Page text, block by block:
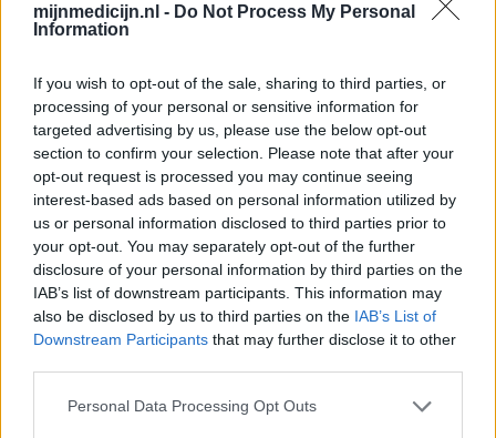
mijnmedicijn.nl - Do Not Process My Personal
Information
If you wish to opt-out of the sale, sharing to third parties, or
processing of your personal or sensitive information for
targeted advertising by us, please use the below opt-out
section to confirm your selection. Please note that after your
opt-out request is processed you may continue seeing
interest-based ads based on personal information utilized by
us or personal information disclosed to third parties prior to
your opt-out. You may separately opt-out of the further
disclosure of your personal information by third parties on the
IAB’s list of downstream participants. This information may
also be disclosed by us to third parties on the IAB’s List of
Downstream Participants that may further disclose it to other
Personal Data Processing Opt Outs
27-05-2018 | Man | 37
triamcinolonacetonide (40mg/ml)
Hooikoorts
Effectiviteit
Hoeveelheid bijwerkingen
Ik heb heel erg last van hooikoorts, jaren lang met de
pilken en neusflacon en oogdruppels, tot ik kenacort
kreeg van de huisarts dit heeft mijn levrn veranderd en er
voor gezorgd dat ik weer kan genieten met mijn gezin in